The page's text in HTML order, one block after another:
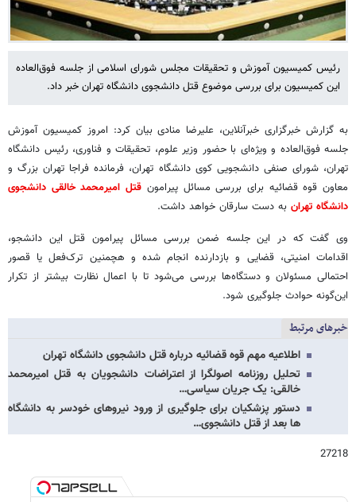
رئیس کمیسیون آموزش و تحقیقات مجلس شورای اسلامی از جلسه فوق‌العاده
این کمیسیون برای بررسی موضوع قتل دانشجوی دانشگاه تهران خبر داد.
به گزارش خبرگزاری خبرآنلاین، علیرضا منادی بیان کرد: امروز کمیسیون آموزش
جلسه فوق‌العاده‌ و ویژه‌ای با حضور وزیر علوم، تحقیقات و فناوری، رئیس دانشگاه
تهران، شورای صنفی دانشجویی کوی دانشگاه تهران، فرمانده فراجا تهران بزرگ و
معاون قوه قضائیه برای بررسی مسائل پیرامون قتل امیرمحمد خالقی دانشجوی
دانشگاه تهران به دست سارقان خواهد داشت.
وی گفت که در این جلسه ضمن بررسی مسائل پیرامون قتل این دانشجو،
اقدامات امنیتی، قضایی و بازدارنده انجام شده و هچمنین ترک‌فعل یا قصور
احتمالی مسئولان و دستگاه‌ها بررسی می‌شود تا با اعمال نظارت بیشتر از تکرار
این‌گونه حوادث جلوگیری شود.
خبرهای مرتبط
اطلاعیه مهم قوه قضائیه درباره قتل دانشجوی دانشگاه تهران
تحلیل روزنامه اصولگرا از اعتراضات دانشجویان به قتل امیرمحمد
خالقی: یک جریان سیاسی…
دستور پزشکیان برای جلوگیری از ورود نیروهای خودسر به دانشگاه
ها بعد از قتل دانشجوی…
27218